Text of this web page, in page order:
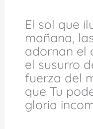
El sol que
mañana,
adornan el
el susurro
fuerza del
que Tu
gloria